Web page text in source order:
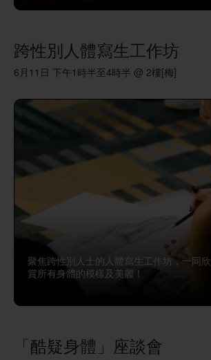
跨性別人體寫生工作坊
6月11日 下午1時半至4時半 @ 2樓[梅]
聚焦跨性別人士的人體寫生工作坊，一同欣
賞所有身體的模樣及美麗！
「酷疑身體」座談會